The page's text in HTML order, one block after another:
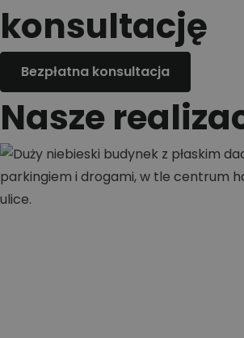
konsultację
Bezpłatna konsultacja
Nasze